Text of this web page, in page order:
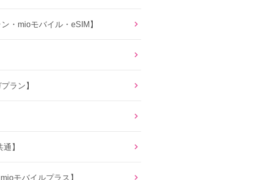
・mioモバイル・eSIM】
ラン】
】
モバイルプラス】